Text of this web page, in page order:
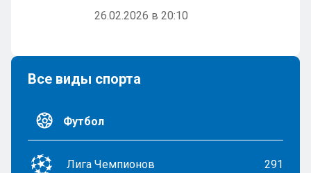
26.02.2026 в 20:10
Все виды спорта
Футбол
Лига Чемпионов 291